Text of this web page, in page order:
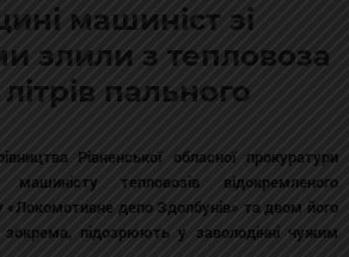
машиніст зі
злили з тепловоза
пального
Рівненської обласної прокуратури
машиністу тепловозів відокремленого
«Локомотивне депо Здолбунів» та двом його
зокрема, підозрюють у заволодінні чужим